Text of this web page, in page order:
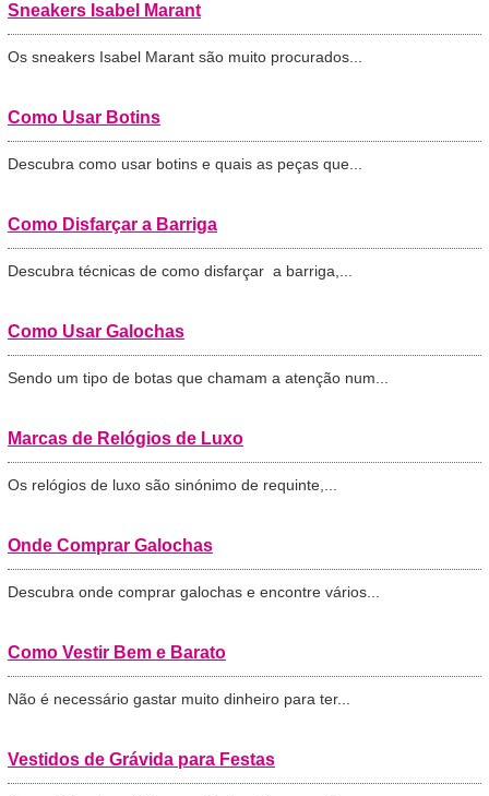
Sneakers Isabel Marant
Os sneakers Isabel Marant são muito procurados...
Como Usar Botins
Descubra como usar botins e quais as peças que...
Como Disfarçar a Barriga
Descubra técnicas de como disfarçar a barriga,...
Como Usar Galochas
Sendo um tipo de botas que chamam a atenção num...
Marcas de Relógios de Luxo
Os relógios de luxo são sinónimo de requinte,...
Onde Comprar Galochas
Descubra onde comprar galochas e encontre vários...
Como Vestir Bem e Barato
Não é necessário gastar muito dinheiro para ter...
Vestidos de Grávida para Festas